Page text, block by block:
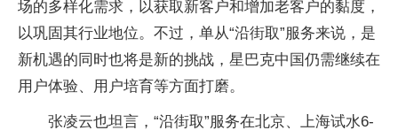
场的多样化需求，以获取新客户和增加老客户的黏度，
以巩固其行业地位。不过，单从“沿街取”服务来说，是
新机遇的同时也将是新的挑战，星巴克中国仍需继续在
用户体验、用户培育等方面打磨。
张凌云也坦言，“沿街取”服务在北京、上海试水6-